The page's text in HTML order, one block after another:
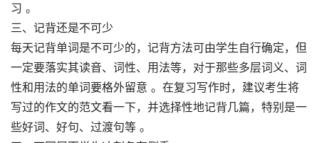
习 。
三、记背还是不可少
每天记背单词是不可少的，记背方法可由学生自行确定，但
一定要落实其读音、词性、用法等，对于那些多层词义、词
性和用法的单词要格外留意 。在复习写作时，建议考生将
写过的作文的范文看一下，并选择性地记背几篇，特别是一
些好词、好句、过渡句等 。